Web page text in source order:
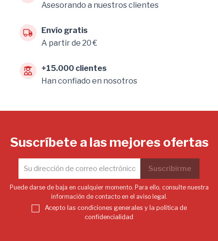
Asesorando a nuestros clientes
Envío gratis
A partir de 20 €
+15.000 clientes
Han confiado en nosotros
Suscríbete a las mejores ofertas
Puede darse de baja en cualquier momento. Para ello, consulte nuestra
información de contacto en el aviso legal.
Acepto las condiciones generales y la política de
confidencialidad